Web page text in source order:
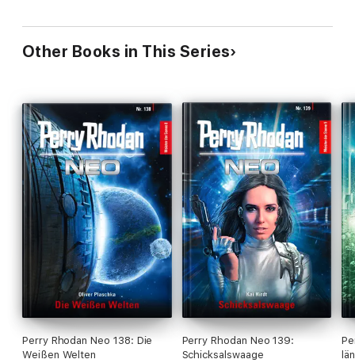
Other Books in This Series
Perry Rhodan Neo 138: Die
Weißen Welten
Perry Rhodan Neo 139:
Schicksalswaage